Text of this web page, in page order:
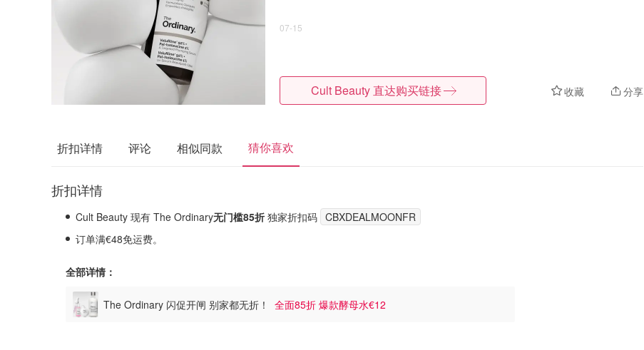
07-15
收藏 分享
Cult Beauty 直达购买链接
折扣详情 评论 相似同款 猜你喜欢
折扣详情
Cult Beauty 现有 The Ordinary无门槛85折 独家折扣码 CBXDEALMOONFR
订单满€48免运费。
全部详情：
The Ordinary 闪促开闸 别家都无折！ 全面85折 爆款酵母水€12